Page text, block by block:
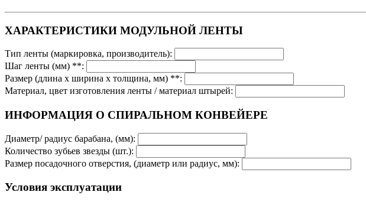
ХАРАКТЕРИСТИКИ МОДУЛЬНОЙ ЛЕНТЫ
Тип ленты (маркировка, производитель):
Шаг ленты (мм) **:
Размер (длина х ширина х толщина, мм) **:
Материал, цвет изготовления ленты / материал штырей:
ИНФОРМАЦИЯ О СПИРАЛЬНОМ КОНВЕЙЕРЕ
Диаметр/ радиус барабана, (мм):
Количество зубьев звезды (шт.):
Размер посадочного отверстия, (диаметр или радиус, мм):
Условия эксплуатации